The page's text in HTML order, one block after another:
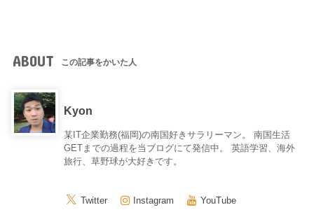
ABOUT この記事をかいた人
Kyon
某IT企業勤務(福岡)の南国好きサラリーマン。 南国生活
GETまでの過程を当ブログにて発信中。 英語学習、海外
旅行、草野球が大好きです。
Twitter Instagram YouTube